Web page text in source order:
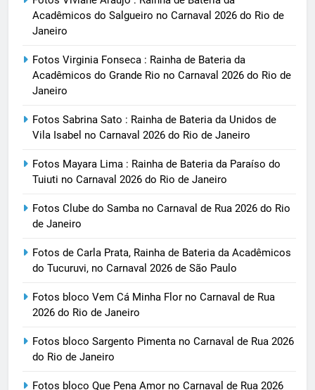
Acadêmicos do Salgueiro no Carnaval 2026 do Rio de
Janeiro
Fotos Virginia Fonseca : Rainha de Bateria da
Acadêmicos do Grande Rio no Carnaval 2026 do Rio de
Janeiro
Fotos Sabrina Sato : Rainha de Bateria da Unidos de
Vila Isabel no Carnaval 2026 do Rio de Janeiro
Fotos Mayara Lima : Rainha de Bateria da Paraíso do
Tuiuti no Carnaval 2026 do Rio de Janeiro
Fotos Clube do Samba no Carnaval de Rua 2026 do Rio
de Janeiro
Fotos de Carla Prata, Rainha de Bateria da Acadêmicos
do Tucuruvi, no Carnaval 2026 de São Paulo
Fotos bloco Vem Cá Minha Flor no Carnaval de Rua
2026 do Rio de Janeiro
Fotos bloco Sargento Pimenta no Carnaval de Rua 2026
do Rio de Janeiro
Fotos bloco Que Pena Amor no Carnaval de Rua 2026